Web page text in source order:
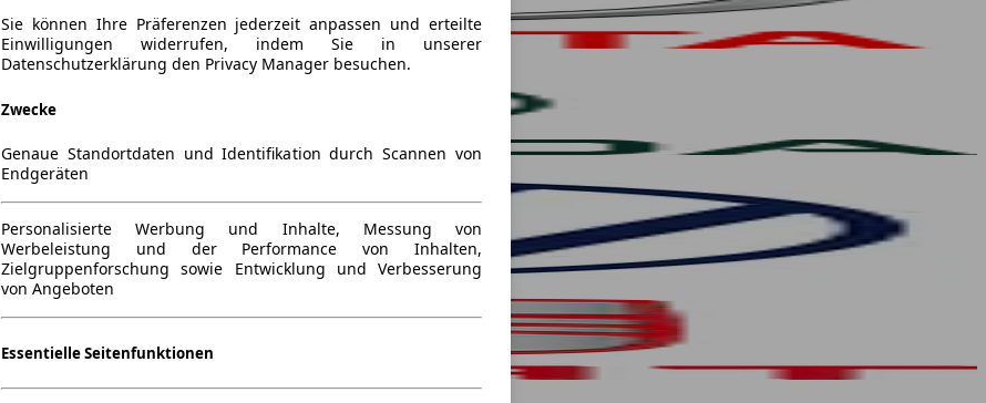
Sie können Ihre Präferenzen jederzeit anpassen und erteilte
Einwilligungen widerrufen, indem Sie in unserer
Datenschutzerklärung den Privacy Manager besuchen.
Zwecke
Genaue Standortdaten und Identifikation durch Scannen von
Endgeräten
Personalisierte Werbung und Inhalte, Messung von
Werbeleistung und der Performance von Inhalten,
Zielgruppenforschung sowie Entwicklung und Verbesserung
von Angeboten
Essentielle Seitenfunktionen